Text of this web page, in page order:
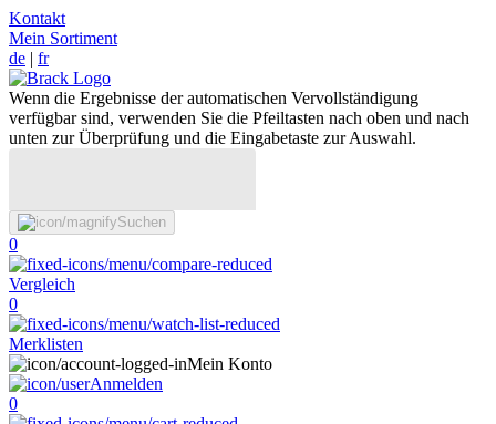
Kontakt
Mein Sortiment
de | fr
Wenn die Ergebnisse der automatischen Vervollständigung
verfügbar sind, verwenden Sie die Pfeiltasten nach oben und nach
unten zur Überprüfung und die Eingabetaste zur Auswahl.
Suchen
0
Vergleich
0
Merklisten
Mein Konto
Anmelden
0